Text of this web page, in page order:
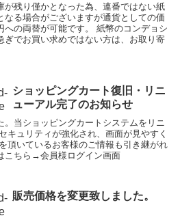
が残り僅かとなった為、連番ではない紙
なる場合がございますが通貨としての価
への両替が可能です。 紙幣のコンデョシ
ぎでお買い求めではない方は、お取り寄
ショッピングカート復旧・リニ
ューアル完了のお知らせ
。当ショッピングカートシステムをリニ
キュリティが強化され、画面が見やすく
頂いているお客様のご情報も引き継がれ
こちら→会員様ログイン画面
販売価格を変更致しました。